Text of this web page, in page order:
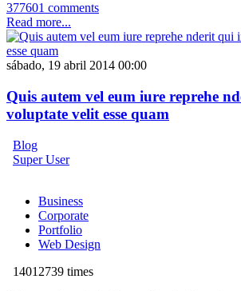
377601 comments
Read more...
sábado, 19 abril 2014 00:00
Quis autem vel eum iure reprehe
voluptate velit esse quam
Blog
Super User
Business
Corporate
Portfolio
Web Design
14012739 times